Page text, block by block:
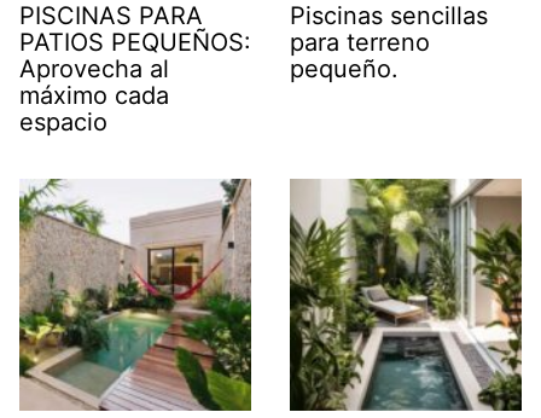
PISCINAS PARA
PATIOS PEQUEÑOS:
Aprovecha al
máximo cada
espacio
Piscinas sencillas
para terreno
pequeño.